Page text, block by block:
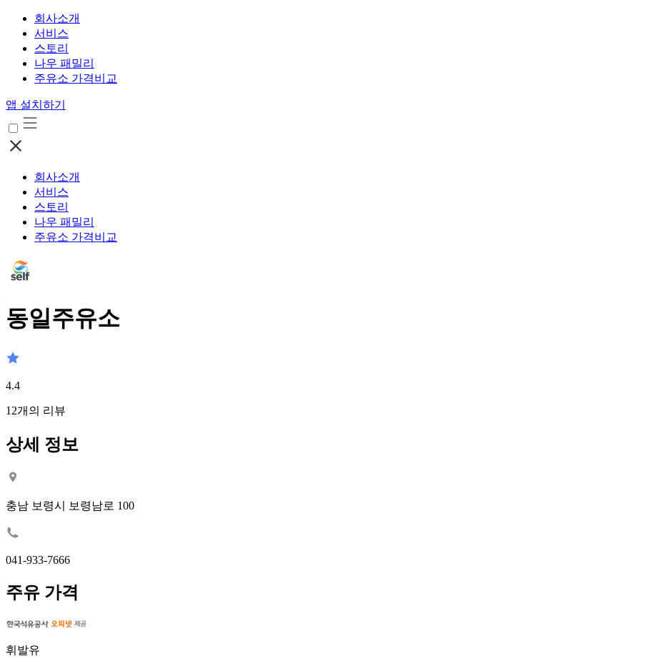
회사소개
서비스
스토리
나우 패밀리
주유소 가격비교
앱 설치하기
회사소개
서비스
스토리
나우 패밀리
주유소 가격비교
동일주유소
4.4
12개의 리뷰
상세 정보
충남 보령시 보령남로 100
041-933-7666
주유 가격
휘발유